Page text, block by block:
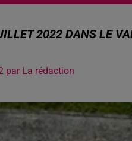
2022 DANS LE
par La rédaction